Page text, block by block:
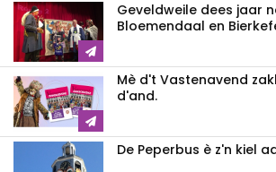
Geveldweile dees jaar
Bloemendaal en
Mè d't Vastenavend
d'and.
De Peperbus è z'n kiel